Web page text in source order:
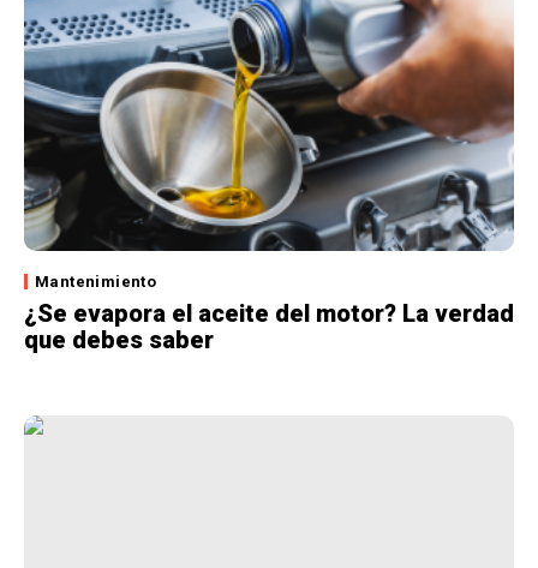
Mantenimiento
¿Se evapora el aceite del motor? La verdad
que debes saber